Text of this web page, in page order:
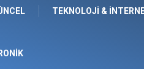
TEKNOLOJI &